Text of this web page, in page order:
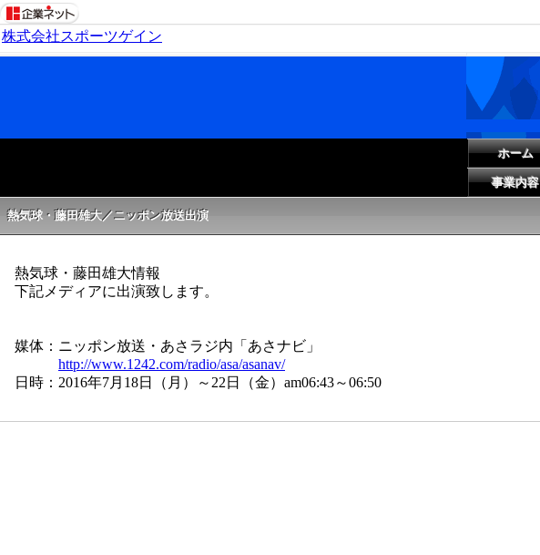
株式会社スポーツゲイン
ホーム
事業内容
熱気球・藤田雄大／ニッポン放送出演
熱気球・藤田雄大情報
下記メディアに出演致します。
媒体：ニッポン放送・あさラジ内「あさナビ」
http://www.1242.com/radio/asa/asanav/
日時：2016年7月18日（月）～22日（金）am06:43～06:50